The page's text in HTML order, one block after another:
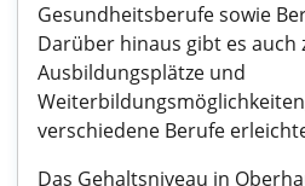
Gesundheitsberufe sowie
Darüber hinaus gibt es auch
Ausbildungsplätze und
verschiedene Berufe
Das Gehaltsniveau in